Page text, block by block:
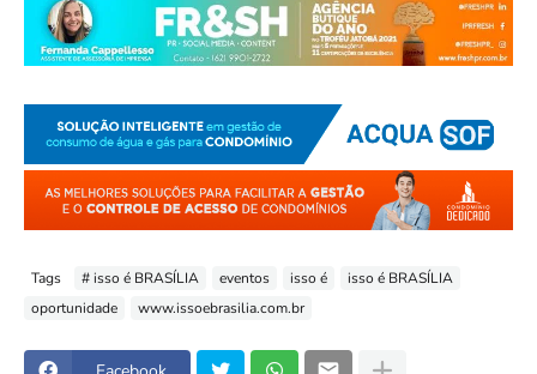
Tags # isso é BRASÍLIA eventos isso é
isso é BRASÍLIA
oportunidade
www.issoebrasilia.com.br